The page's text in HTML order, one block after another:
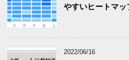
やすいヒートマ
2022/06/16